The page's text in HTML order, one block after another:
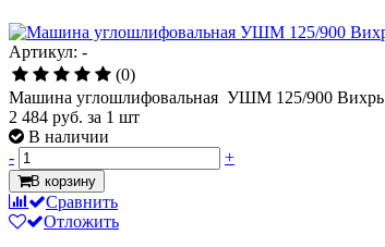
Артикул: -
(0)
Машина углошлифовальная УШМ 125/900 Вихрь
2 484 руб. за 1 шт
В наличии
-
+
В корзину
Сравнить
Отложить